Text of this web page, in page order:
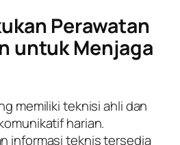
Perawatan
untuk Menjaga
memiliki teknisi ahli dan
harian.
informasi teknis tersedia